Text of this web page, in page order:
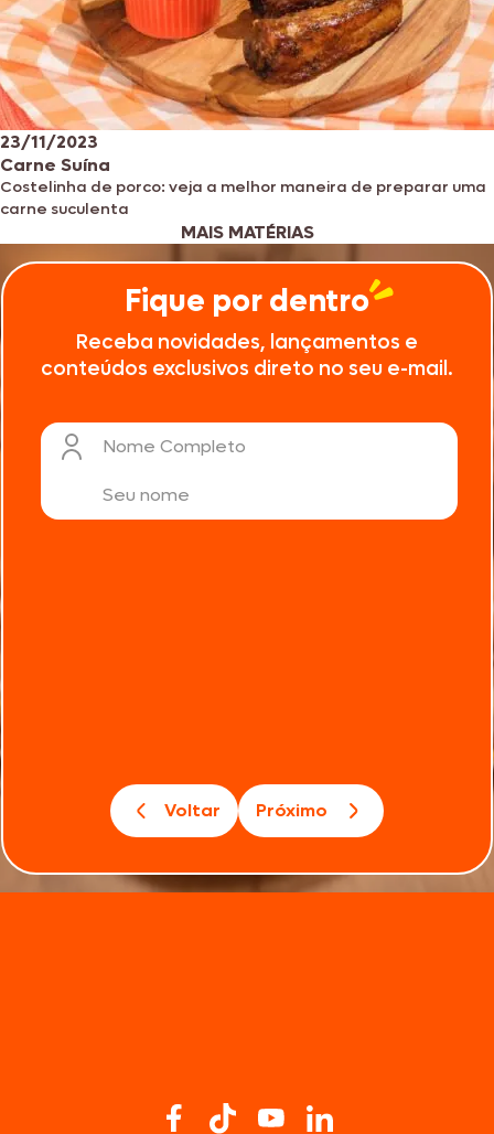
23/11/2023
Carne Suína
Costelinha de porco: veja a melhor maneira de preparar uma
carne suculenta
MAIS MATÉRIAS
Fique por dentro
Receba novidades, lançamentos e
conteúdos exclusivos direto no seu e-mail.
Nome Completo
Voltar Próximo